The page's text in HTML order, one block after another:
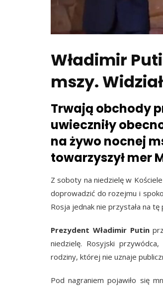
Władimir
mszy.
Trwają obchody
uwieczniły
na żywo nocnej
towarzyszył mer
Z soboty na niedzielę w
doprowadzić do rozejmu i
Rosja jednak nie przystała na
Prezydent Władimir Putin
niedzielę. Rosyjski
rodziny, której nie uznaje
Pod nagraniem pojawiło się